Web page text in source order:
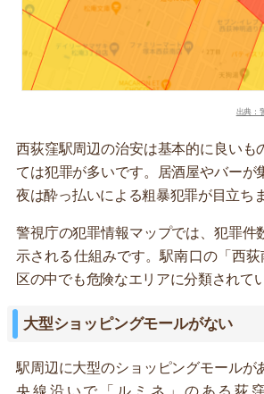
出典：
西荻窪駅周辺の治安は基本的に良いも
ては犯罪が多いです。居酒屋やバーが
夜は酔っ払いによる粗暴犯罪が目立ち
警視庁の犯罪情報マップでは、犯罪件
示される仕組みです。駅南口の「西
区の中でも危険なエリアに分類されて
大型ショッピングモールがない
駅周辺に大型のショッピングモールが